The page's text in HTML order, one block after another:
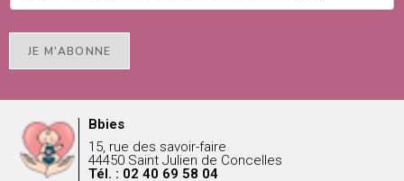
JE M'ABONNE
Bbies
15, rue des savoir-faire
44450 Saint Julien de Concelles
Tél. : 02 40 69 58 04